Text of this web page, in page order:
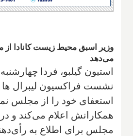
وزیر اسبق محیط زیست کانادا از
می‌دهد
نشست فراکسیون لیبرال ها
استعفای خود را از مجلس
همکارانش اعلام می‌کند و در
مجلس برای اطلاع به